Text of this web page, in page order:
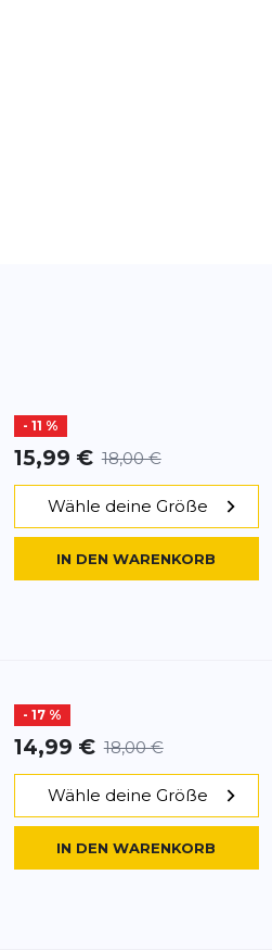
- 11 %
15,99 € 18,00 €
Wähle deine Größe
IN DEN WARENKORB
- 17 %
14,99 € 18,00 €
Wähle deine Größe
IN DEN WARENKORB